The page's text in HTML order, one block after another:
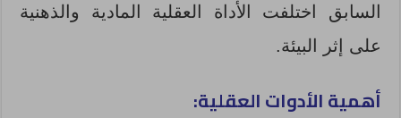
السابق اختلفت الأداة العقلية المادية والذهنية
على إثر البيئة.
أهمية الأدوات العقلية: